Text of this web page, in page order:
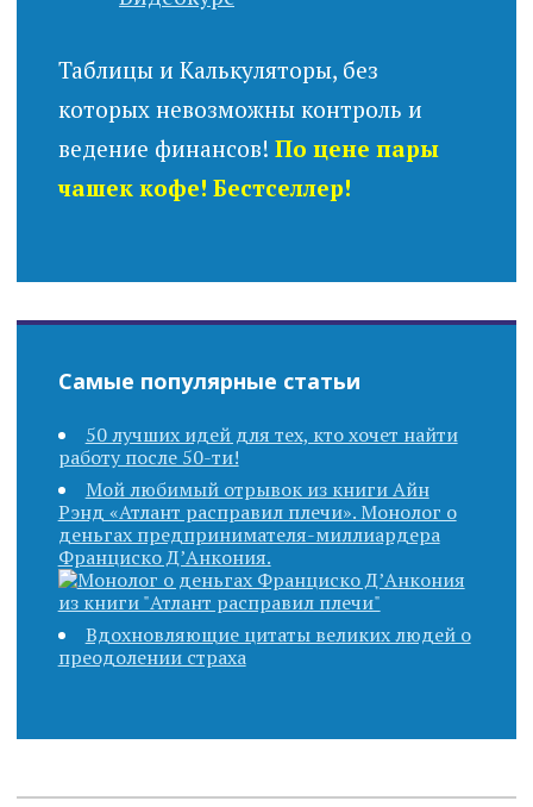
Таблицы и Калькуляторы, без
которых невозможны контроль и
ведение финансов! По цене пары
чашек кофе! Бестселлер!
Самые популярные статьи
50 лучших идей для тех, кто хочет найти
работу после 50-ти!
Мой любимый отрывок из книги Айн
Рэнд «Атлант расправил плечи». Монолог о
деньгах предпринимателя-миллиардера
Франциско Д’Анкония.
Вдохновляющие цитаты великих людей о
преодолении страха